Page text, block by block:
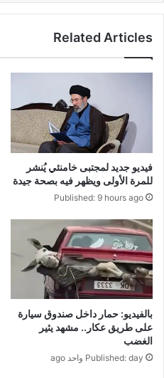
Related Articles
فيديو جديد لمجتبى خامنئي يُنشر
للمرة الأولى ويظهر فيه بصحة جيدة
Published: 9 hours ago
بالفيديو: حمار داخل صندوق سيارة
على طريق عكار.. مشهد يثير
الغضب
Published: day واحد ago